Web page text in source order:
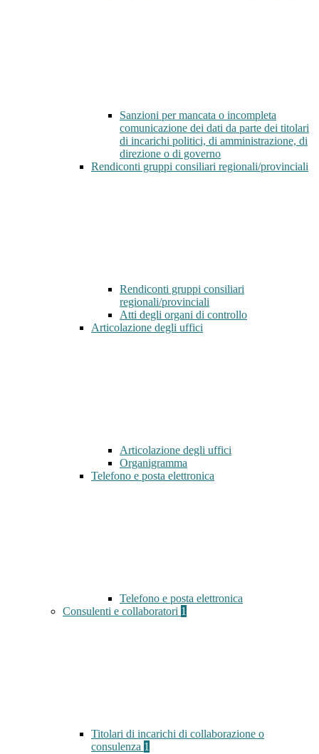
Sanzioni per mancata o incompleta
comunicazione dei dati da parte dei titolari
di incarichi politici, di amministrazione, di
direzione o di governo
Rendiconti gruppi consiliari regionali/provinciali
Rendiconti gruppi consiliari
regionali/provinciali
Atti degli organi di controllo
Articolazione degli uffici
Articolazione degli uffici
Organigramma
Telefono e posta elettronica
Telefono e posta elettronica
Consulenti e collaboratori 1
Titolari di incarichi di collaborazione o
consulenza 1